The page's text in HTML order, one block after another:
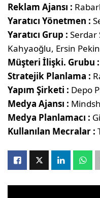
Reklam Ajansı :
Yaratıcı Yönetmen :
Yaratıcı Grup : Serdar
Kahyaoğlu, Ersin Pekin
Müşteri İlişki. Grubu :
Stratejik Planlama :
Yapım Şirketi : Depo
Medya Ajansı :
Medya Planlamacı :
Kullanılan Mecralar :